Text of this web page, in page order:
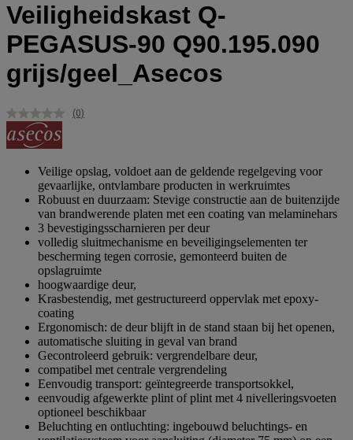
Veiligheidskast Q-
PEGASUS-90 Q90.195.090
grijs/geel_Asecos
Geen
(0)
Veilige opslag, voldoet aan de geldende regelgeving voor
gevaarlijke, ontvlambare producten in werkruimtes
Robuust en duurzaam: Stevige constructie aan de buitenzijde
van brandwerende platen met een coating van melaminehars
3 bevestigingsscharnieren per deur
volledig sluitmechanisme en beveiligingselementen ter
bescherming tegen corrosie, gemonteerd buiten de
opslagruimte
hoogwaardige deur,
Krasbestendig, met gestructureerd oppervlak met epoxy-
coating
Ergonomisch: de deur blijft in de stand staan bij het openen,
automatische sluiting in geval van brand
Gecontroleerd gebruik: vergrendelbare deur,
compatibel met centrale vergrendeling
Eenvoudig transport: geïntegreerde transportsokkel,
eenvoudig afgewerkte plint of plint met 4 nivelleringsvoeten
optioneel beschikbaar
Beluchting en ontluchting: ingebouwd beluchtings- en